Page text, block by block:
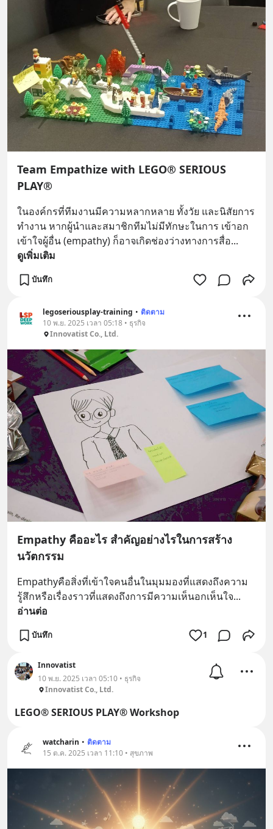
Team Empathize with LEGO® SERIOUS
PLAY®
ในองค์กรที่ทีมงานมีความหลากหลาย ทั้งวัย และนิสัยการ
ทำงาน หากผู้นำและสมาชิกทีมไม่มีทักษะในการ เข้าอก
เข้าใจผู้อื่น (empathy) ก็อาจเกิดช่องว่างทางการสื่อ...
ดูเพิ่มเติม
บันทึก
legoseriousplay-training • ติดตาม
10 พ.ย. 2025 เวลา 05:18 • ธุรกิจ
Innovatist Co., Ltd.
Empathy คืออะไร สำคัญอย่างไรในการสร้าง
นวัตกรรม
Empathyคือสิ่งที่เข้าใจคนอื่นในมุมมองที่แสดงถึงความ
รู้สึกหรือเรื่องราวที่แสดงถึงการมีความเห็นอกเห็นใจ
อ่านต่อ
บันทึก 1
Innovatist
10 พ.ย. 2025 เวลา 05:10 • ธุรกิจ
Innovatist Co., Ltd.
LEGO® SERIOUS PLAY® Workshop
watcharin • ติดตาม
15 ต.ค. 2025 เวลา 11:10 • สุขภาพ